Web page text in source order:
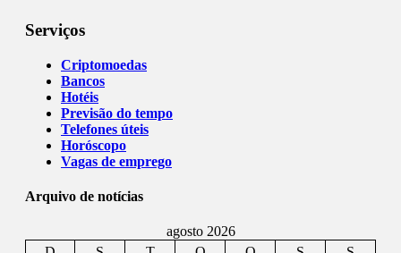
Serviços
Criptomoedas
Bancos
Hotéis
Previsão do tempo
Telefones úteis
Horóscopo
Vagas de emprego
Arquivo de notícias
agosto 2026